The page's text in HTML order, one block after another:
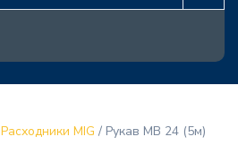
Расходники MIG / Рукав MB 24 (5м)